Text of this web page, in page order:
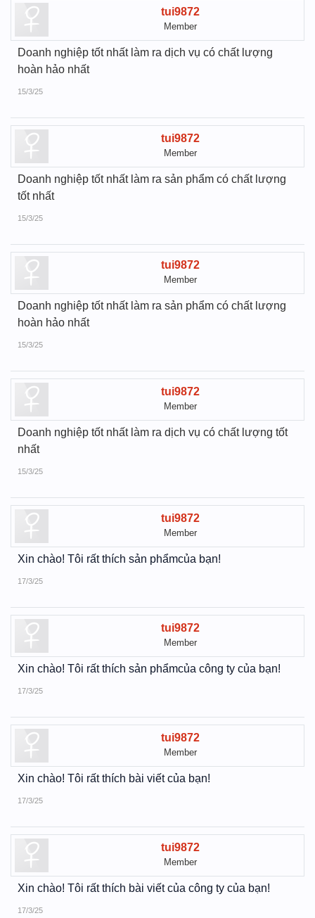
tui9872
Member
Doanh nghiệp tốt nhất làm ra dịch vụ có chất lượng
hoàn hảo nhất
15/3/25
tui9872
Member
Doanh nghiệp tốt nhất làm ra sản phẩm có chất lượng
tốt nhất
15/3/25
tui9872
Member
Doanh nghiệp tốt nhất làm ra sản phẩm có chất lượng
hoàn hảo nhất
15/3/25
tui9872
Member
Doanh nghiệp tốt nhất làm ra dịch vụ có chất lượng tốt
nhất
15/3/25
tui9872
Member
Xin chào! Tôi rất thích sản phẩmcủa bạn!
17/3/25
tui9872
Member
Xin chào! Tôi rất thích sản phẩmcủa công ty của bạn!
17/3/25
tui9872
Member
Xin chào! Tôi rất thích bài viết của bạn!
17/3/25
tui9872
Member
Xin chào! Tôi rất thích bài viết của công ty của bạn!
17/3/25